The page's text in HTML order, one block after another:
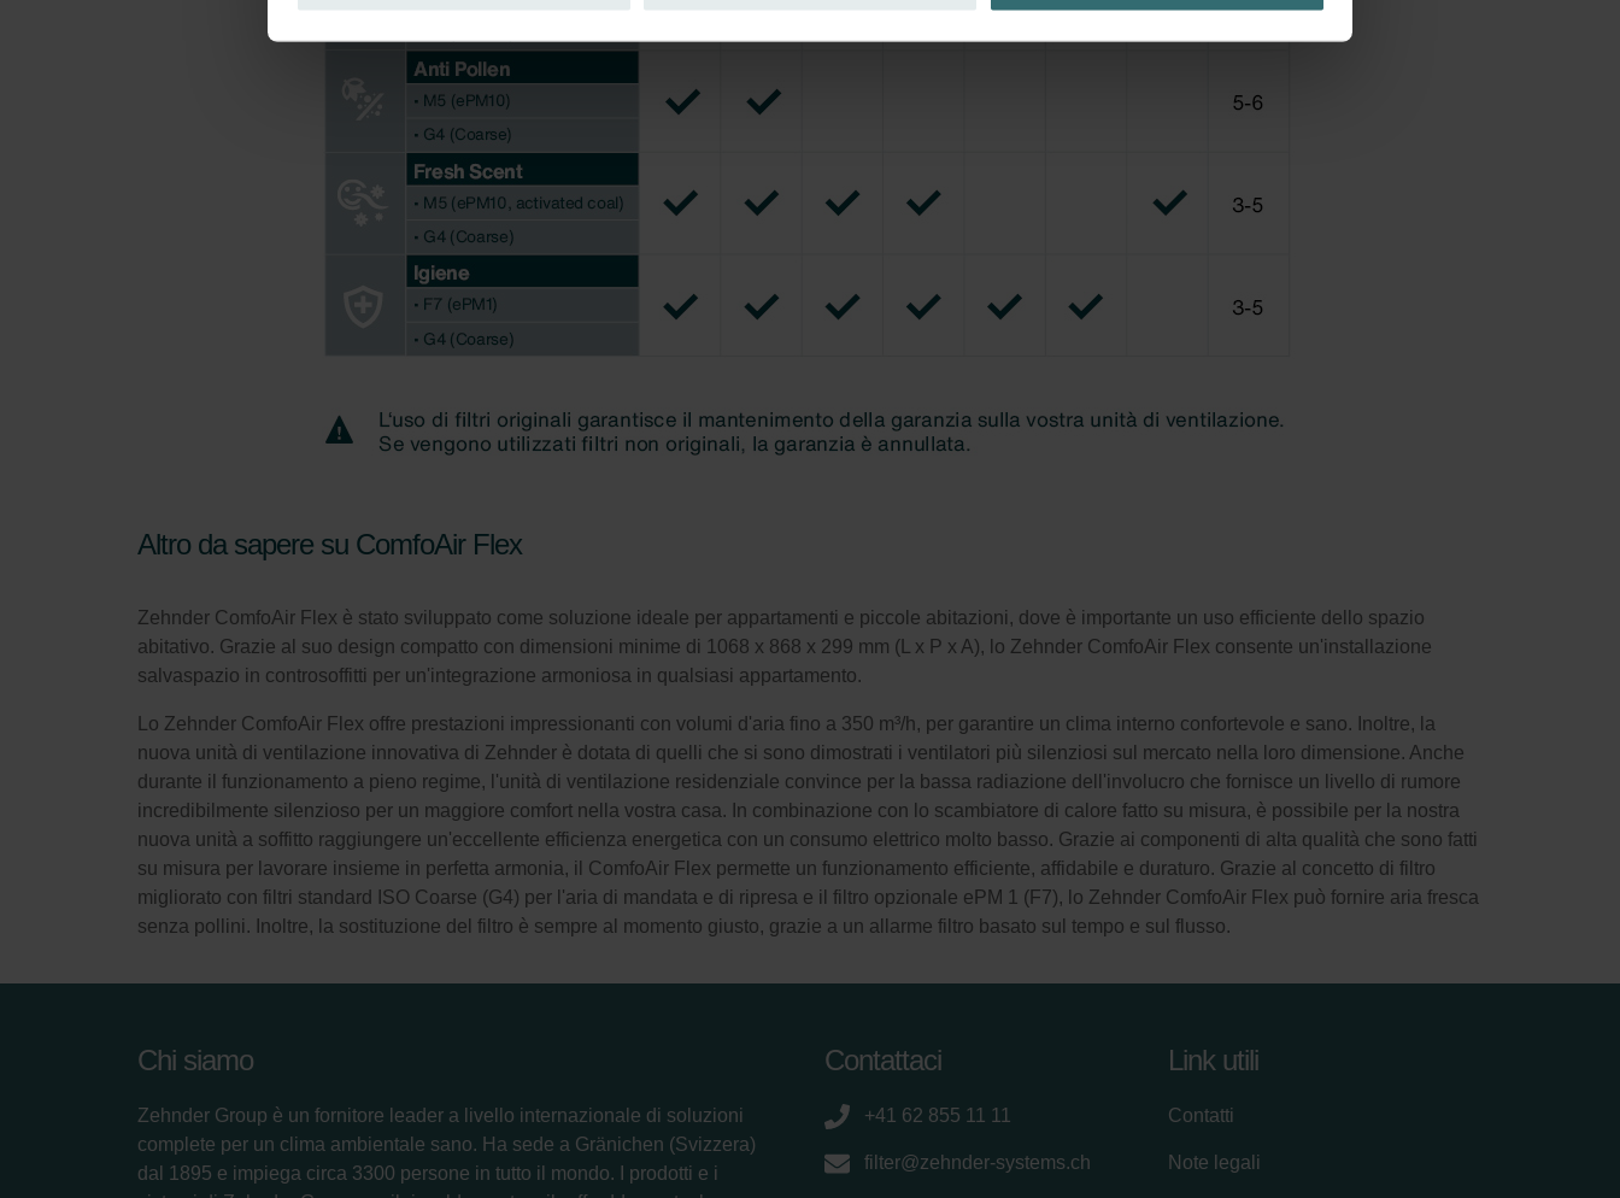
Zehnder Group France: Protection des données
Zehnder Group Ibérica SAU: Política de privacidad
Zehnder Group Italia S.r.l.: Privacy
Zehnder Group İç Mekan İklimlendirme Sanayi ve Ticaret Limitet Şirketi: Web Sitesi Çerezleri
Zehnder Group Nederland bv: Privacyverklaringen
Zehnder Group Sales International: Privacy Policy
Zehnder Group Schweiz AG: Datenschutz
Zehnder Polska Sp. z o.o.: Oświadczenie o ochronie danych Zehnder
Zehnder Group UK Limited: Privacy Policy
Altro da sapere su ComfoAir Flex
Zehnder ComfoAir Flex è stato sviluppato come soluzione ideale per appartamenti e piccole abitazioni, dove è importante un uso efficiente dello spazio
abitativo. Grazie al suo design compatto con dimensioni minime di 1068 x 868 x 299 mm (L x P x A), lo Zehnder ComfoAir Flex consente un'installazione
salvaspazio in controsoffitti per un'integrazione armoniosa in qualsiasi appartamento.
Lo Zehnder ComfoAir Flex offre prestazioni impressionanti con volumi d'aria fino a 350 m³/h, per garantire un clima interno confortevole e sano. Inoltre, la
nuova unità di ventilazione innovativa di Zehnder è dotata di quelli che si sono dimostrati i ventilatori più silenziosi sul mercato nella loro dimensione. Anche
durante il funzionamento a pieno regime, l'unità di ventilazione residenziale convince per la bassa radiazione dell'involucro che fornisce un livello di rumore
incredibilmente silenzioso per un maggiore comfort nella vostra casa. In combinazione con lo scambiatore di calore fatto su misura, è possibile per la nostra
nuova unità a soffitto raggiungere un'eccellente efficienza energetica con un consumo elettrico molto basso. Grazie ai componenti di alta qualità che sono fatti
su misura per lavorare insieme in perfetta armonia, il ComfoAir Flex permette un funzionamento efficiente, affidabile e duraturo. Grazie al concetto di filtro
migliorato con filtri standard ISO Coarse (G4) per l'aria di mandata e di ripresa e il filtro opzionale ePM 1 (F7), lo Zehnder ComfoAir Flex può fornire aria fresca
senza pollini. Inoltre, la sostituzione del filtro è sempre al momento giusto, grazie a un allarme filtro basato sul tempo e sul flusso.
Chi siamo
Zehnder Group è un fornitore leader a livello internazionale di soluzioni
complete per un clima ambientale sano. Ha sede a Gränichen (Svizzera)
dal 1895 e impiega circa 3300 persone in tutto il mondo. I prodotti e i
Contattaci
+41 62 855 11 11
filter@zehnder-systems.ch
Link utili
Contatti
Note legali